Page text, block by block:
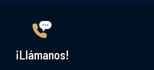
¡Llámanos!